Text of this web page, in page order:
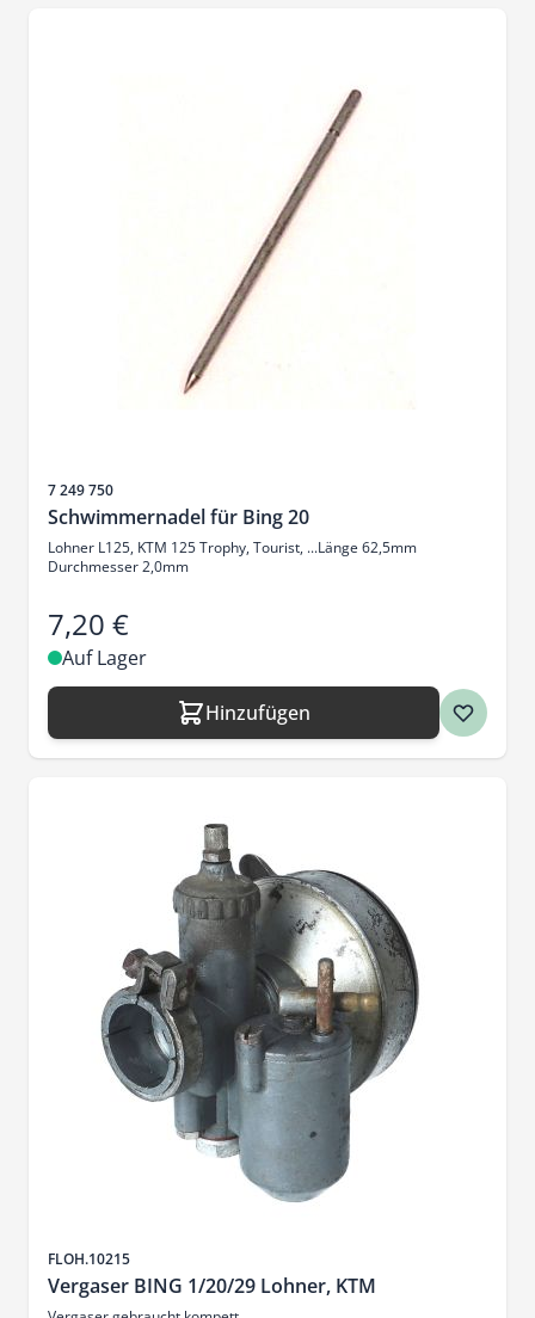
Artikelnr.
7 249 750
Schwimmernadel für Bing 20
Lohner L125, KTM 125 Trophy, Tourist, ...Länge 62,5mm
Durchmesser 2,0mm
7,20 €
Auf Lager
Hinzufügen
Artikelnr.
FLOH.10215
Vergaser BING 1/20/29 Lohner, KTM